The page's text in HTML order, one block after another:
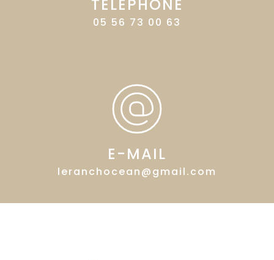
TÉLÉPHONE
05 56 73 00 63
E-MAIL
leranchocean@gmail.com